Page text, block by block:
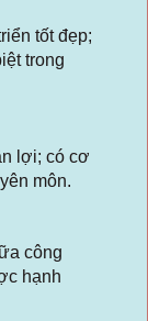
tốt đẹp;
trong
lợi; có cơ
môn.
công
hạnh